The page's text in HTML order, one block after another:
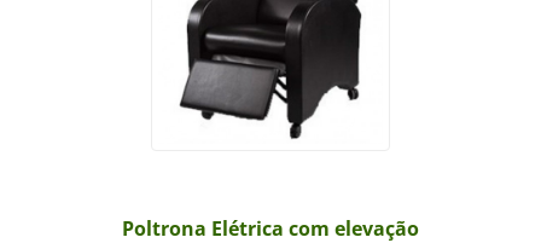
Poltrona Elétrica com elevação